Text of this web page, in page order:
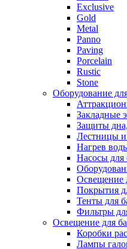
Exclusive
Gold
Metal
Panno
Paving
Porcelain
Rustic
Stone
Оборудование
Закладные
Защиты
Лестницы и
Нагрев
Насосы для
Освещение
Покрытия
Тенты для
Фильтры
Освещение для
Коробки
Лампы